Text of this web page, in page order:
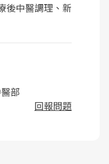
後中醫調理、新
部
回報問題